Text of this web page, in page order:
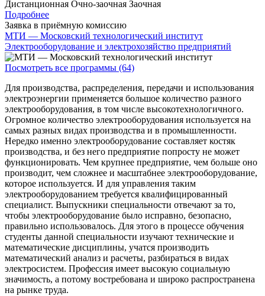
Дистанционная Очно-заочная Заочная
Подробнее
Заявка в приёмную комиссию
МТИ — Московский технологический институт
Электрооборудование и электрохозяйство предприятий
Посмотреть все программы (64)
Для производства, распределения, передачи и использования
электроэнергии применяется большое количество разного
электрооборудования, в том числе высокотехнологичного.
Огромное количество электрооборудования используется на
самых разных видах производства и в промышленности.
Нередко именно электрооборудование составляет костяк
производства, и без него предприятие попросту не может
функционировать. Чем крупнее предприятие, чем больше оно
производит, чем сложнее и масштабнее электрооборудование,
которое используется. И для управления таким
электрооборудованием требуется квалифицированный
специалист. Выпускники специальности отвечают за то,
чтобы электрооборудование было исправно, безопасно,
правильно использовалось. Для этого в процессе обучения
студенты данной специальности изучают технические и
математические дисциплины, учатся производить
математический анализ и расчеты, разбираться в видах
электросистем. Профессия имеет высокую социальную
значимость, а потому востребована и широко распространена
на рынке труда.